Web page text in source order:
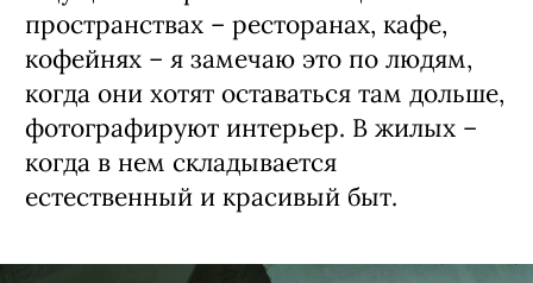
пространствах – ресторанах, кафе,
кофейнях – я замечаю это по людям,
когда они хотят оставаться там дольше,
фотографируют интерьер. В жилых –
когда в нем складывается
естественный и красивый быт.